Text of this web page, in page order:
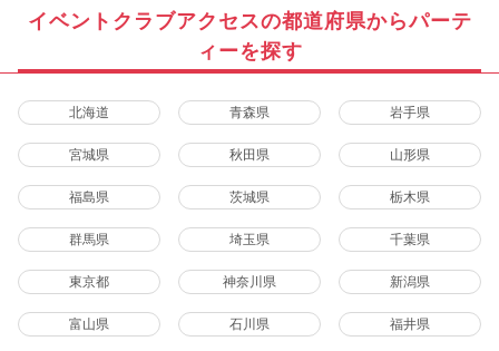
イベントクラブアクセスの都道府県からパーテ
ィーを探す
北海道 青森県 岩手県
宮城県 秋田県 山形県
福島県 茨城県 栃木県
群馬県 埼玉県 千葉県
東京都 神奈川県 新潟県
富山県 石川県 福井県